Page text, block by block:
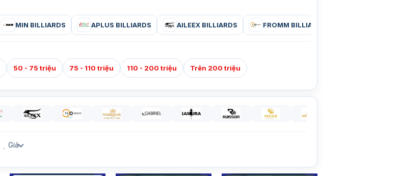
MIN BILLIARDS APLUS BILLIARDS AILEEX BILLIARDS FROMM BILLIARDS
50 - 75 triệu 75 - 110 triệu 110 - 200 triệu Trên 200 triệu
Giá